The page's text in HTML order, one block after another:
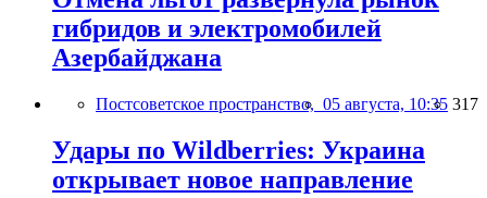
гибридов и электромобилей
Азербайджана
Постсоветское пространство, 05 августа, 10:35 317
Удары по Wildberries: Украина
открывает новое направление